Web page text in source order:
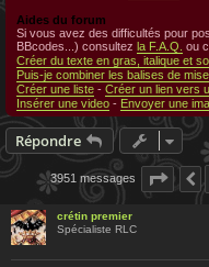
Aides du forum
Si vous avez des difficultés pour
BBcodes...) consultez la F.A.Q. ou
Créer du texte en gras, italique et
Puis-je combiner les balises de
Créer une liste - Créer un lien vers
Insérer une video - Envoyer une
Répondre
3951 messages Page
crétin premier
Spécialiste RLC